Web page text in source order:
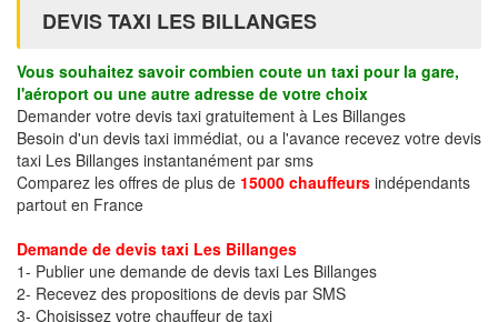
DEVIS TAXI LES BILLANGES
Vous souhaitez savoir combien coute un taxi pour la gare,
l'aéroport ou une autre adresse de votre choix
Demander votre devis taxi gratuitement à Les Billanges
Besoin d'un devis taxi immédiat, ou a l'avance recevez votre devis
taxi Les Billanges instantanément par sms
Comparez les offres de plus de 15000 chauffeurs indépendants
partout en France
Demande de devis taxi Les Billanges
1- Publier une demande de devis taxi Les Billanges
2- Recevez des propositions de devis par SMS
3- Choisissez votre chauffeur de taxi